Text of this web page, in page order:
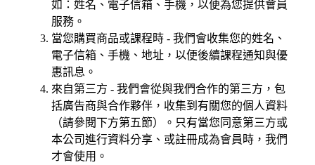
如：姓名、電子信箱、手機，以便為您提供會員
服務。
當您購買商品或課程時 - 我們會收集您的姓名、
電子信箱、手機、地址，以便後續課程通知與優
惠訊息。
來自第三方 - 我們會從與我們合作的第三方，包
括廣告商與合作夥伴，收集到有關您的個人資料
（請參閱下方第五節）。只有當您同意第三方或
本公司進行資料分享、或註冊成為會員時，我們
才會使用。